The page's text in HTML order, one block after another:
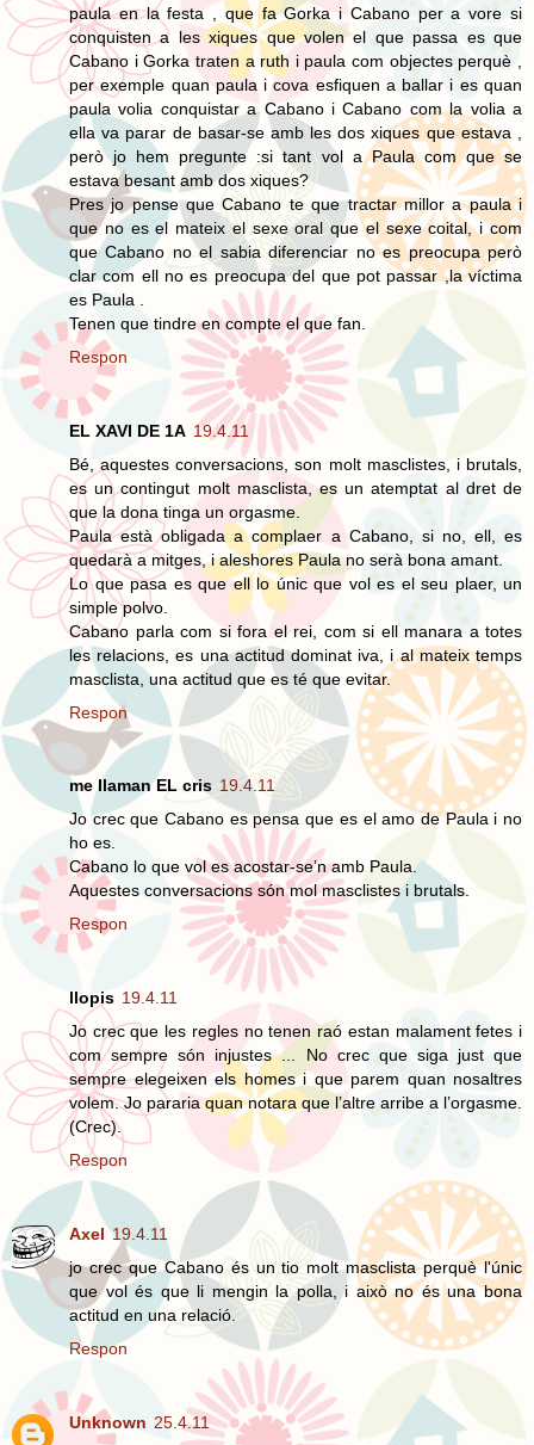
paula en la festa , que fa Gorka i Cabano per a vore si
conquisten a les xiques que volen el que passa es que
Cabano i Gorka traten a ruth i paula com objectes perquè ,
per exemple quan paula i cova esfiquen a ballar i es quan
paula volia conquistar a Cabano i Cabano com la volia a
ella va parar de basar-se amb les dos xiques que estava ,
però jo hem pregunte :si tant vol a Paula com que se
estava besant amb dos xiques?
Pres jo pense que Cabano te que tractar millor a paula i
que no es el mateix el sexe oral que el sexe coital, i com
que Cabano no el sabia diferenciar no es preocupa però
clar com ell no es preocupa del que pot passar ,la víctima
es Paula .
Tenen que tindre en compte el que fan.
Respon
EL XAVI DE 1A 19.4.11
Bé, aquestes conversacions, son molt masclistes, i brutals,
es un contingut molt masclista, es un atemptat al dret de
que la dona tinga un orgasme.
Paula està obligada a complaer a Cabano, si no, ell, es
quedarà a mitges, i aleshores Paula no serà bona amant.
Lo que pasa es que ell lo únic que vol es el seu plaer, un
simple polvo.
Cabano parla com si fora el rei, com si ell manara a totes
les relacions, es una actitud dominat iva, i al mateix temps
masclista, una actitud que es té que evitar.
Respon
me llaman EL cris 19.4.11
Jo crec que Cabano es pensa que es el amo de Paula i no
ho es.
Cabano lo que vol es acostar-se’n amb Paula.
Aquestes conversacions són mol masclistes i brutals.
Respon
llopis 19.4.11
Jo crec que les regles no tenen raó estan malament fetes i
com sempre són injustes ... No crec que siga just que
sempre elegeixen els homes i que parem quan nosaltres
volem. Jo pararia quan notara que l’altre arribe a l’orgasme.
(Crec).
Respon
Axel 19.4.11
jo crec que Cabano és un tio molt masclista perquè l'únic
que vol és que li mengin la polla, i això no és una bona
actitud en una relació.
Respon
Unknown 25.4.11